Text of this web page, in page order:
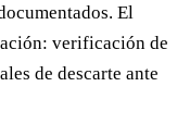
El
verificación de
de descarte ante